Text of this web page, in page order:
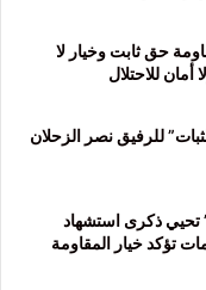
حق ثابت وخيار لا
للاحتلال
للرفيق نصر الزحلان
تحيي ذكرى استشهاد
تؤكد خيار المقاومة